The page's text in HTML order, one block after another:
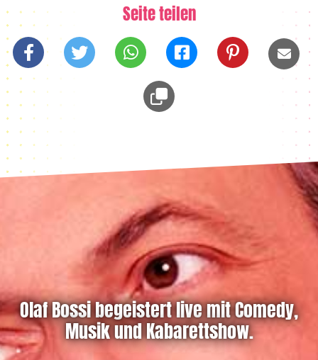
Seite teilen
Olaf Bossi begeistert live mit Comedy,
Musik und Kabarettshow.